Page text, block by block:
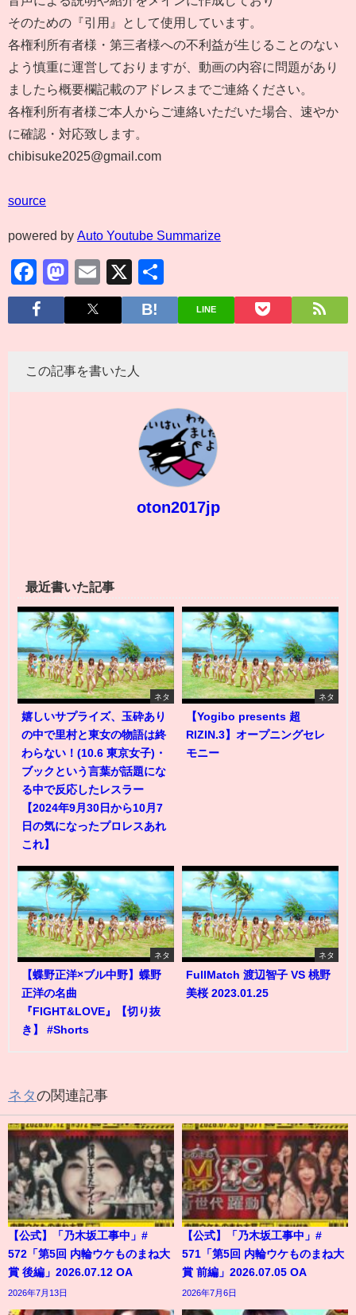
そのための『引用』として使用しています。
各権利所有者様・第三者様への不利益が生じることのない
よう慎重に運営しておりますが、動画の内容に問題があり
ましたら概要欄記載のアドレスまでご連絡ください。
各権利所有者様ご本人からご連絡いただいた場合、速やか
に確認・対応致します。
chibisuke2025@gmail.com
source
powered by Auto Youtube Summarize
Facebook
Mastodon
Email
X
有
LINE
この記事を書いた人
oton2017jp
最近書いた記事
ネタ
嬉しいサプライズ、玉砕あり
の中で里村と東女の物語は終
わらない！(10.6 東京女子)・
ブックという言葉が話題にな
る中で反応したレスラー
【2024年9月30日から10月7
日の気になったプロレスあれ
これ】
ネタ
【Yogibo presents 超
RIZIN.3】オープニングセレ
モニー
ネタ
【蝶野正洋×ブル中野】蝶野
正洋の名曲
『FIGHT&LOVE』【切り抜
き】 #Shorts
ネタ
FullMatch 渡辺智子 VS 桃野
美桜 2023.01.25
ネタの関連記事
【公式】「乃木坂工事中」#
572「第5回 内輪ウケものまね大
賞 後編」2026.07.12 OA
2026年7月13日
【公式】「乃木坂工事中」#
571「第5回 内輪ウケものまね大
賞 前編」2026.07.05 OA
2026年7月6日